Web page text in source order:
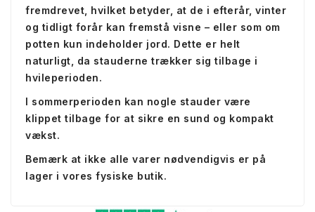
fremdrevet, hvilket betyder, at de i efterår, vinter
og tidligt forår kan fremstå visne – eller som om
potten kun indeholder jord. Dette er helt
naturligt, da stauderne trækker sig tilbage i
hvileperioden.
I sommerperioden kan nogle stauder være
klippet tilbage for at sikre en sund og kompakt
vækst.
Bemærk at ikke alle varer nødvendigvis er på
lager i vores fysiske butik.